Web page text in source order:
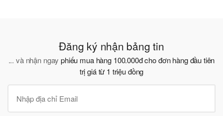
Đăng ký nhận bảng tin
... và nhận ngayphiếu mua hàng 100.000đ cho đơn hàng đầu tiên
trị giá từ 1 triệu đồng